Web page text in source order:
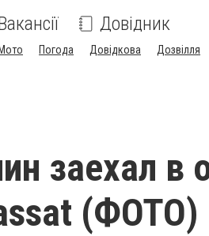
Довідник
Погода Довідкова Дозвілля
заехал в
(ФОТО)